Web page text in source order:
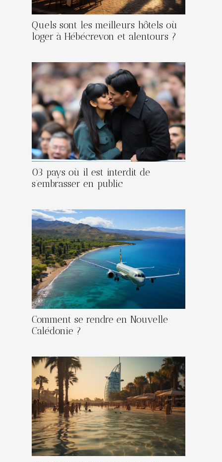
Quels sont les meilleurs hôtels où
loger à Hébécrevon et alentours ?
03 pays où il est interdit de
s’embrasser en public
Comment se rendre en Nouvelle
Calédonie ?